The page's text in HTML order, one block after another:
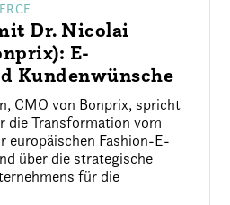
Dr. Nicolai
E-
Kundenwünsche
CMO von Bonprix, spricht
die Transformation vom
europäischen Fashion-E-
über die strategische
für die